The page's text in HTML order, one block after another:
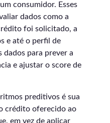
consumidor. Esses
dados como a
foi solicitado, a
e até o perfil de
dados para prever a
e ajustar o score de
preditivos é sua
crédito oferecido ao
em vez de aplicar